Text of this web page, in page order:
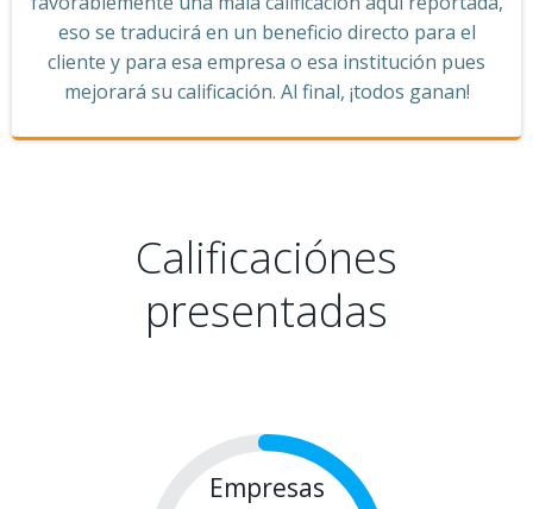
eso se traducirá en un beneficio directo para el
cliente y para esa empresa o esa institución pues
mejorará su calificación. Al final, ¡todos ganan!
Calificaciónes
presentadas
Empresas